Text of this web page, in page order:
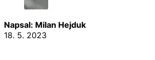
Napsal: Milan Hejduk
18. 5. 2023